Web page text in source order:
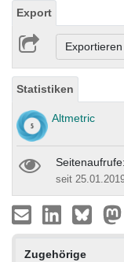
Export
Statistiken
Altmetric
seit
Zugehörige